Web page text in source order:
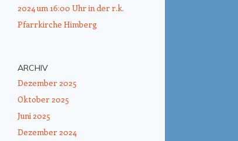
2024 um 16:00 Uhr in der r.k.
Pfarrkirche Himberg
ARCHIV
Dezember 2025
Oktober 2025
Juni 2025
Dezember 2024